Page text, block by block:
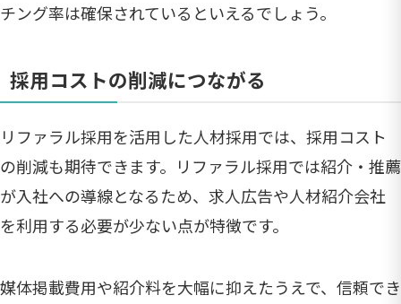
チング率は確保されているといえるでしょう。
採用コストの削減につながる
リファラル採用を活用した人材採用では、採用コスト
の削減も期待できます。リファラル採用では紹介・推薦
が入社への導線となるため、求人広告や人材紹介会社
を利用する必要が少ない点が特徴です。
媒体掲載費用や紹介料を大幅に抑えたうえで、信頼でき